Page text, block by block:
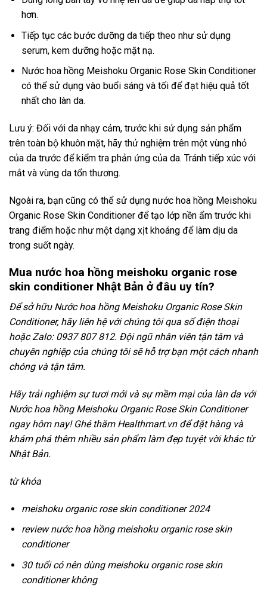
hơn.
Tiếp tục các bước dưỡng da tiếp theo như sử dụng
serum, kem dưỡng hoặc mặt nạ.
Nước hoa hồng Meishoku Organic Rose Skin Conditioner
có thể sử dụng vào buổi sáng và tối để đạt hiệu quả tốt
nhất cho làn da.
Lưu ý: Đối với da nhạy cảm, trước khi sử dụng sản phẩm
trên toàn bộ khuôn mặt, hãy thử nghiệm trên một vùng nhỏ
của da trước để kiểm tra phản ứng của da. Tránh tiếp xúc với
mắt và vùng da tổn thương.
Ngoài ra, bạn cũng có thể sử dụng nước hoa hồng Meishoku
Organic Rose Skin Conditioner để tạo lớp nền ẩm trước khi
trang điểm hoặc như một dạng xịt khoáng để làm dịu da
trong suốt ngày.
Mua nước hoa hồng meishoku organic rose
skin conditioner Nhật Bản ở đâu uy tín?
Để sở hữu Nước hoa hồng Meishoku Organic Rose Skin
Conditioner, hãy liên hệ với chúng tôi qua số điện thoại
hoặc Zalo: 0937 807 812. Đội ngũ nhân viên tận tâm và
chuyên nghiệp của chúng tôi sẽ hỗ trợ bạn một cách nhanh
chóng và tận tâm.
Hãy trải nghiệm sự tươi mới và sự mềm mại của làn da với
Nước hoa hồng Meishoku Organic Rose Skin Conditioner
ngay hôm nay! Ghé thăm Healthmart.vn để đặt hàng và
khám phá thêm nhiều sản phẩm làm đẹp tuyệt vời khác từ
Nhật Bản.
từ khóa
meishoku organic rose skin conditioner 2024
review nước hoa hồng meishoku organic rose skin
conditioner
30 tuổi có nên dùng meishoku organic rose skin
conditioner không